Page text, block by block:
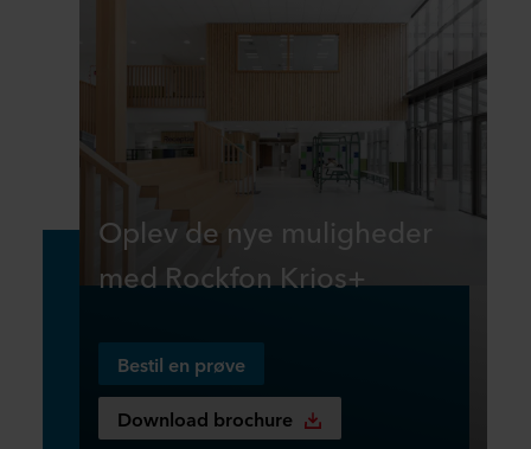
Oplev de nye muligheder
med Rockfon Krios+
Bestil en prøve
Download brochure